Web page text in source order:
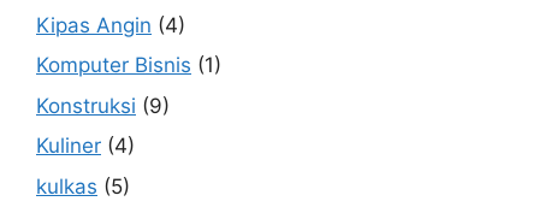
Kipas Angin (4)
Komputer Bisnis (1)
Konstruksi (9)
Kuliner (4)
kulkas (5)